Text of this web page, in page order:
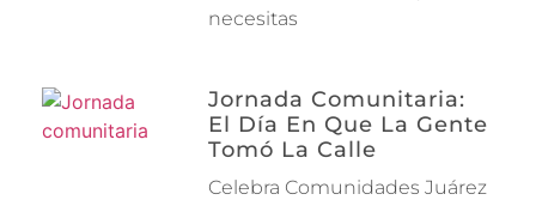
necesitas
Jornada Comunitaria:
El Día En Que La Gente
Tomó La Calle
Celebra Comunidades Juárez